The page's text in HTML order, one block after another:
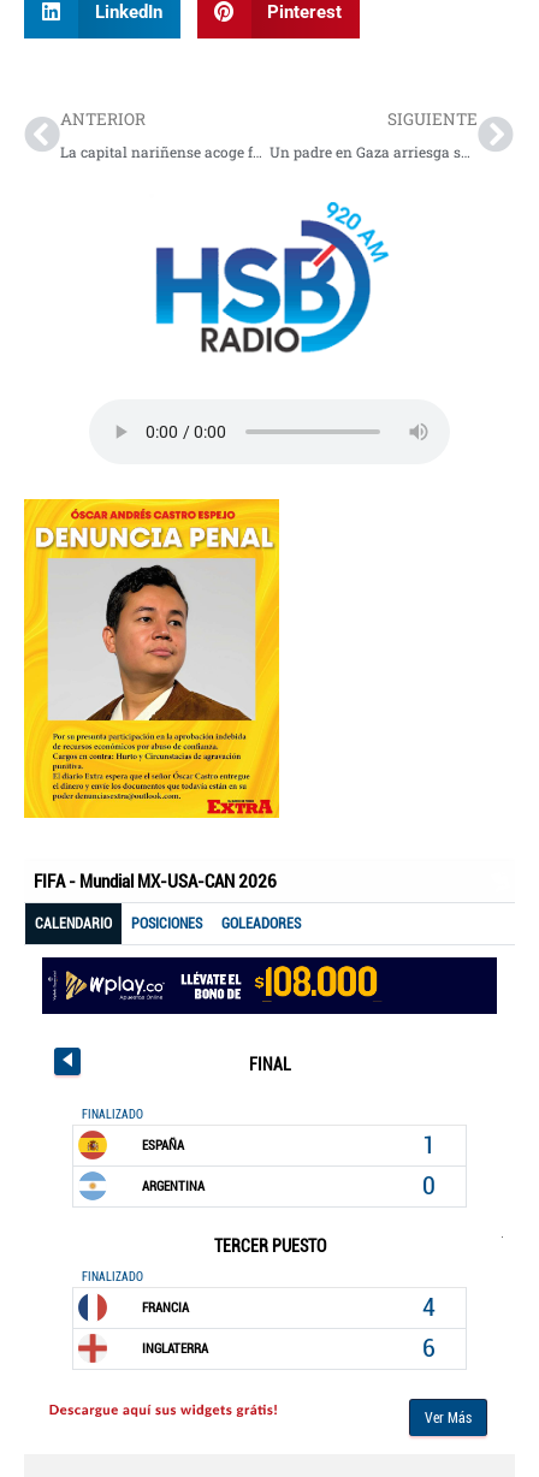
LinkedIn Pinterest
ANTERIOR
La capital nariñense acoge foro sobre minería
SIGUIENTE
Un padre en Gaza arriesga su vida cada día para conseguir alimento para su familia